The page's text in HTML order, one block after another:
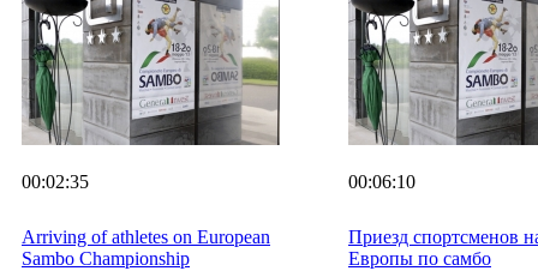
00:02:35
Arriving of athletes on European
Sambo Championship
00:06:10
Приезд спортсменов
Европы по самбо